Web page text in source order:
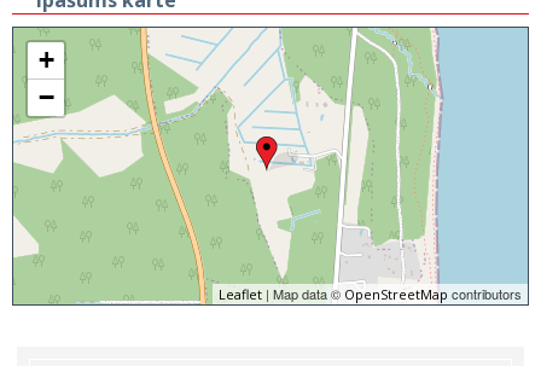
+
−
Leaflet | Map data © OpenStreetMap contributors